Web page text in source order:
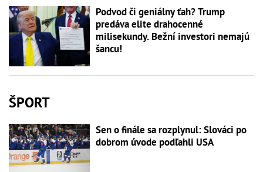
Podvod či geniálny ťah? Trump
predáva elite drahocenné
milisekundy. Bežní investori nemajú
šancu!
ŠPORT
Sen o finále sa rozplynul: Slováci po
dobrom úvode podľahli USA